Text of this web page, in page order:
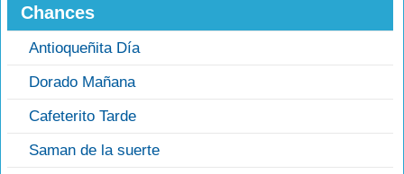
Chances
Antioqueñita Día
Dorado Mañana
Cafeterito Tarde
Saman de la suerte